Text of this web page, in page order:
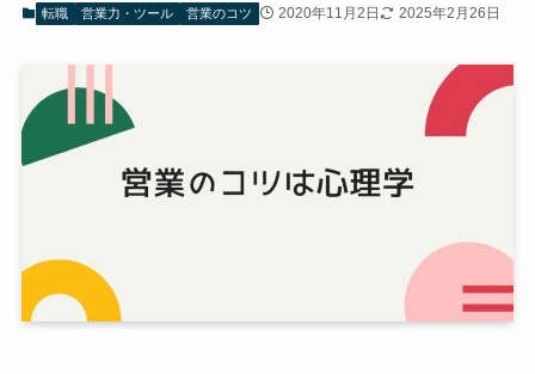
転職 営業力・ツール 営業のコツ 2020年11月2日 2025年2月26日